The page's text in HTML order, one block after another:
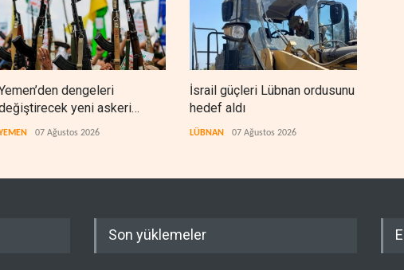
dengeleri
yeni askeri
07 Ağustos 2026
İsrail güçleri Lübnan ordusunu
hedef aldı
LÜBNAN 07 Ağustos 2026
Son yüklemeler